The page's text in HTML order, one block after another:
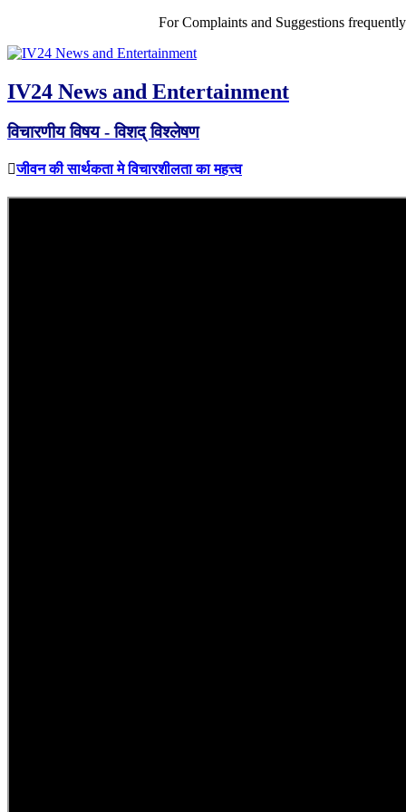
For Complaints and Suggestions
IV24 News and Entertainment
विचारणीय विषय - विशद् विश्लेषण
जीवन की सार्थकता मे विचारशीलता का महत्त्व